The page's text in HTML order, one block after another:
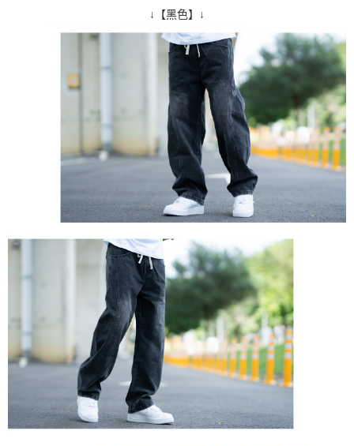
恩沛科技股份有限公司將有權停止該用戶之使用額度並採取法律行動。
↓【黑色】↓